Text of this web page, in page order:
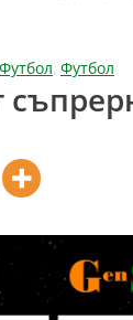
, Футбол